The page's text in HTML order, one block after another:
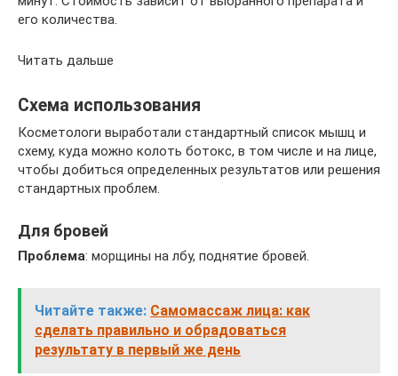
его количества.
Читать дальше
Схема использования
Косметологи выработали стандартный список мышц и
схему, куда можно колоть ботокс, в том числе и на лице,
чтобы добиться определенных результатов или решения
стандартных проблем.
Для бровей
Проблема: морщины на лбу, поднятие бровей.
Читайте также: Самомассаж лица: как
сделать правильно и обрадоваться
результату в первый же день